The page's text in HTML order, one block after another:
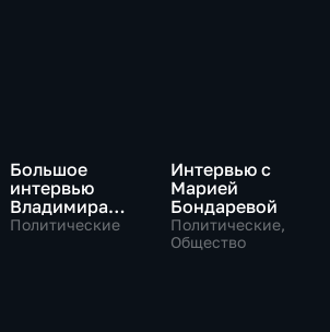
Большое
интервью
Владимира
Путина Сергею
Политические
Интервью с
Марией
Бондаревой
Политические,
Общество